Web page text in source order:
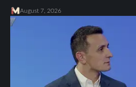
August 7, 2026